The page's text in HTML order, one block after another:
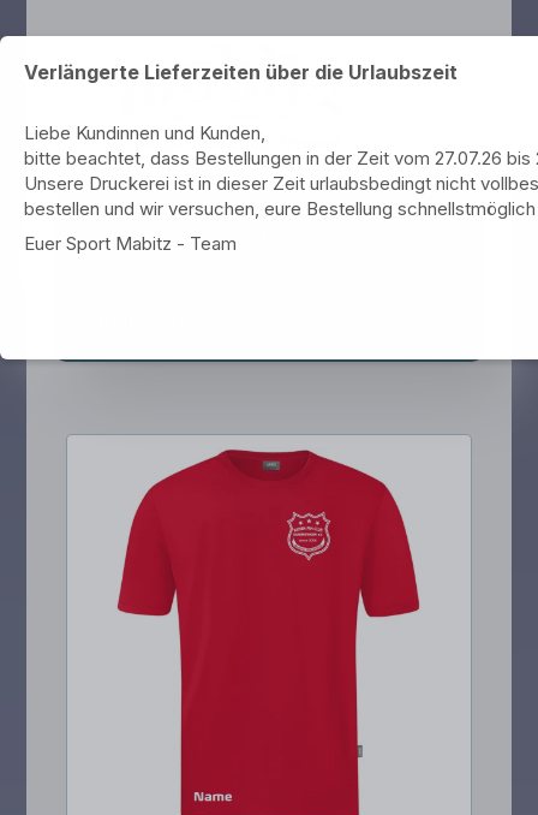
Bayern Fan-Club Gammertingen
Verlängerte Lieferzeiten über die Urlaubszeit
Liebe Kundinnen und Kunden,
bitte beachtet, dass Bestellungen in der Zeit vom 27.07.26
Unsere Druckerei ist in dieser Zeit urlaubsbedingt nicht
bestellen und wir versuchen, eure Bestellung
Euer Sport Mabitz - Team